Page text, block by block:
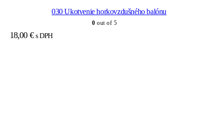
030 Ukotvenie horkovzdušného balónu
0 out of 5
18,00 € s DPH